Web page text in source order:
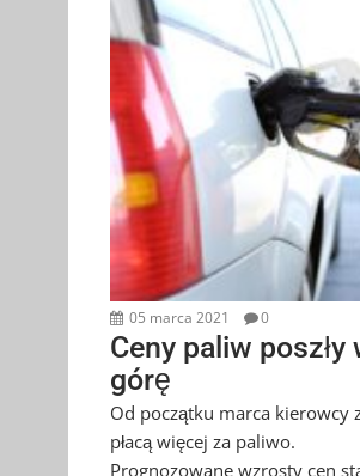
05 marca 2021 0
Ceny paliw poszły
górę
Od początku marca kierowcy
płacą więcej za paliwo.
Prognozowane wzrosty cen